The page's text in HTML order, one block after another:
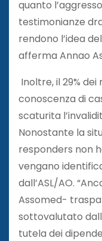
quanto
testimonianze
rendono l’idea
afferma Annao
Inoltre, il 29%
conoscenza di
scaturita
Nonostante la
responders non
vengano
dall’ASL/AO.
Assomed-
sottovalutato
tutela dei